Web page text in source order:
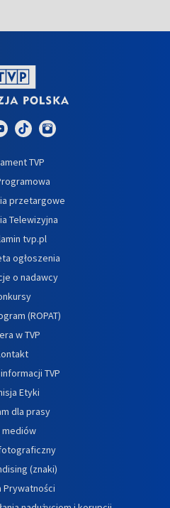
TVP
przetargowe
Telewizyjna
tvp.pl
ogłoszenia
o nadawcy
(ROPAT)
w TVP
TVP
Etyki
dla prasy
mediów
(znaki)
Prywatności